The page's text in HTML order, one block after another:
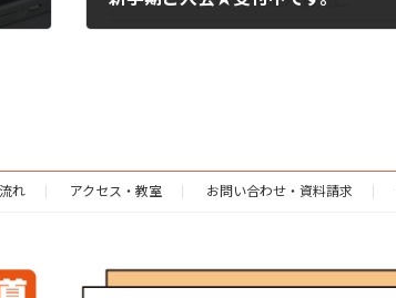
れ アクセス・教室 お問い合わせ・資料請求